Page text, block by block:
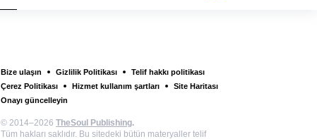
Bize ulaşın Gizlilik Politikası
Telif hakkı politikası
Çerez Politikası
Hizmet kullanım şartları
Site Haritası
Onayı güncelleyin
© 2014–2026 TheSoul Publishing.
Tüm hakları saklıdır. Bu sitedeki bütün materyaller telif